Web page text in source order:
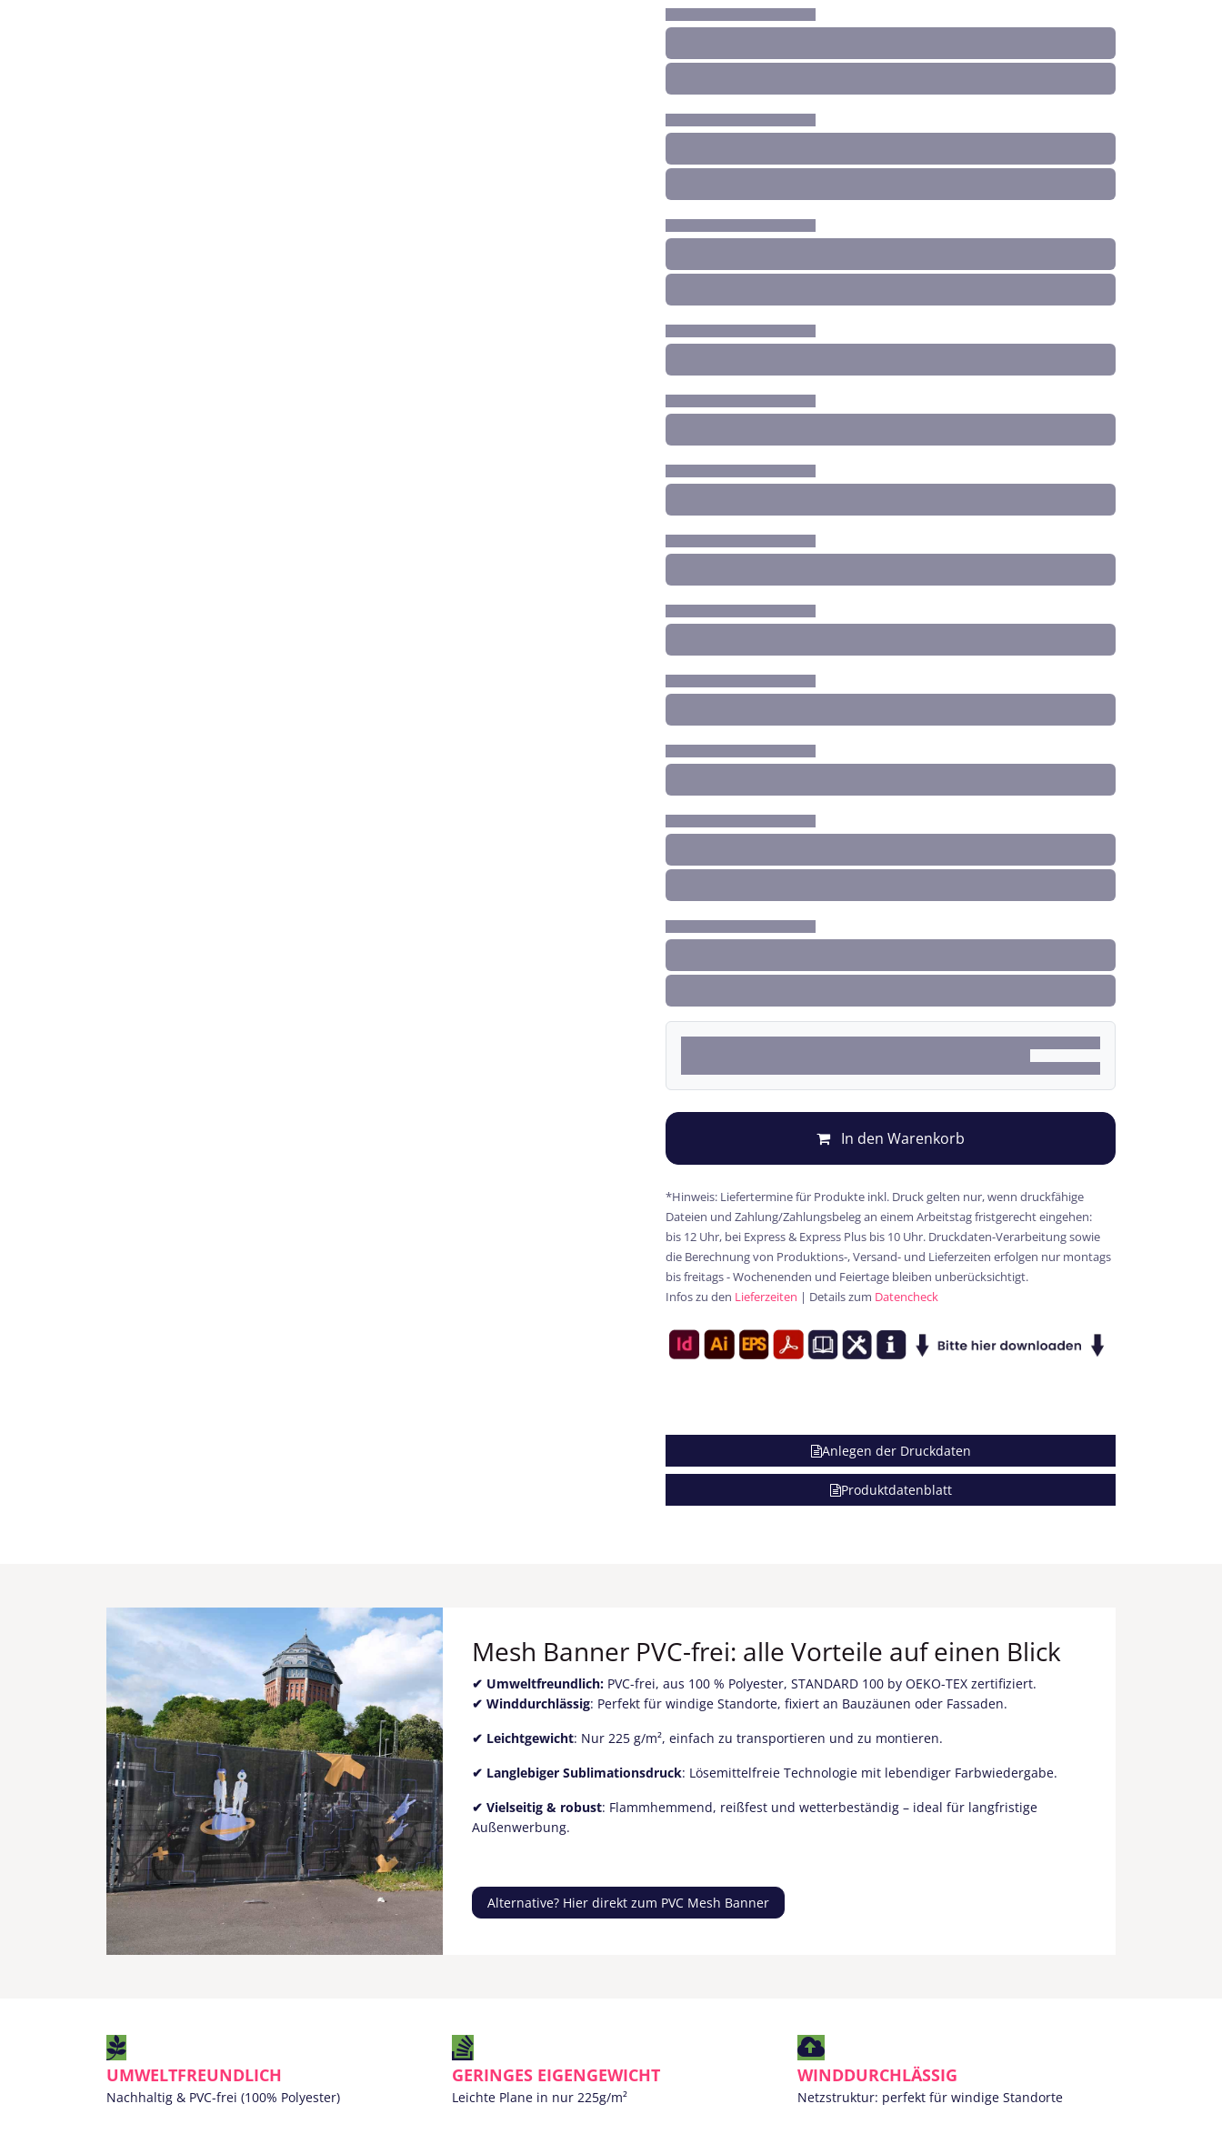
In den Warenkorb
*Hinweis: Liefertermine für Produkte inkl. Druck gelten nur, wenn druckfähige
Dateien und Zahlung/Zahlungsbeleg an einem Arbeitstag fristgerecht eingehen:
bis 12 Uhr, bei Express & Express Plus bis 10 Uhr. Druckdaten-Verarbeitung sowie
die Berechnung von Produktions-, Versand- und Lieferzeiten erfolgen nur montags
bis freitags - Wochenenden und Feiertage bleiben unberücksichtigt.
Infos zu den Lieferzeiten | Details zum Datencheck
Anlegen der Druckdaten
Produktdatenblatt
Mesh Banner PVC-frei: alle Vorteile auf einen Blick
✔ Umweltfreundlich: PVC-frei, aus 100 % Polyester, STANDARD 100 by OEKO-TEX zertifiziert.
✔ Winddurchlässig: Perfekt für windige Standorte, fixiert an Bauzäunen oder Fassaden.
✔ Leichtgewicht: Nur 225 g/m², einfach zu transportieren und zu montieren.
✔ Langlebiger Sublimationsdruck: Lösemittelfreie Technologie mit lebendiger Farbwiedergabe.
✔ Vielseitig & robust: Flammhemmend, reißfest und wetterbeständig – ideal für langfristige
Außenwerbung.
Alternative? Hier direkt zum PVC Mesh Banner
UMWELTFREUNDLICH
Nachhaltig & PVC-frei (100% Polyester)
GERINGES EIGENGEWICHT
Leichte Plane in nur 225g/m²
WINDDURCHLÄSSIG
Netzstruktur: perfekt für windige Standorte